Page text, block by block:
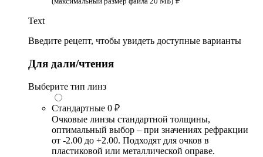
Text
Введите рецепт, чтобы увидеть доступные варианты
Для дали/чтения
Выберите тип линз
Стандартные 0 ₽
Очковые линзы стандартной толщины,
оптимальный выбор – при значениях рефракции
от -2.00 до +2.00. Подходят для очков в
пластиковой или металлической оправе.